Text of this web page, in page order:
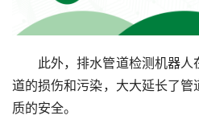
此外，排水管道检测机器
道的损伤和污染，大大延长了
质的安全。